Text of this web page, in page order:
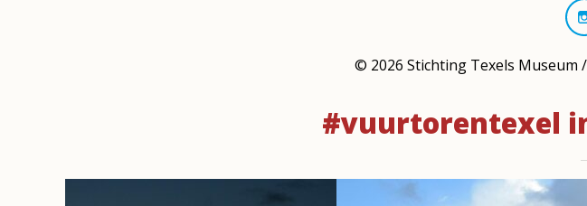
© 2026 Stichting Texels Museum
#vuurtorentexel